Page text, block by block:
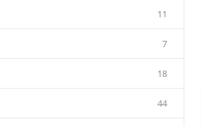
11
7
18
44